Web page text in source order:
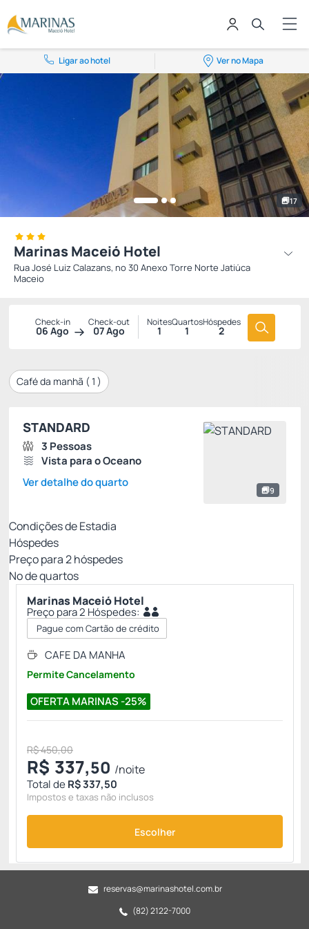
Ligar ao hotel Ver no Mapa
17
Marinas Maceió Hotel
Rua José Luiz Calazans, nº 30 Anexo Torre Norte Jatiúca
Maceio
Check-in
06 Ago
Check-out
07 Ago
Noites
1
Quartos
1
Hóspedes
2
Café da manhã ( 1 )
9
STANDARD
3 Pessoas
Vista para o Oceano
Ver detalhe do quarto
Condições de Estadia
Hóspedes
Preço para2hóspedes
Nº de quartos
Marinas Maceió Hotel
Preço para 2 Hóspedes:
Pague com Cartão de crédito
OFERTA MARINAS -25%
CAFE DA MANHA
Permite Cancelamento
R$ 450,00
R$ 337,50 /noite
Total deR$ 337,50
Impostos e taxas não inclusos
Escolher
reservas@marinashotel.com.br
(82) 2122-7000